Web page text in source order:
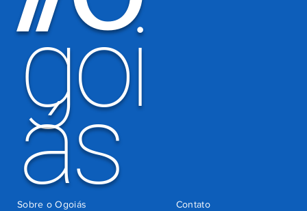
indevida do
Detran-GO
goi
ás Contato
Sobre o Ogoiás